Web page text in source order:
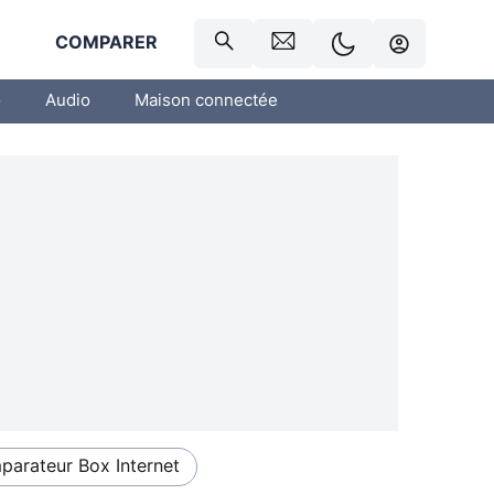
COMPARER
Audio Maison connectée
Box Internet